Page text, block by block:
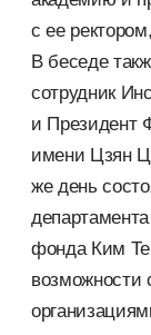
с ее
В беседе
сотрудник
и Президент
имени Цзян
же день
фонда Ким
возможности